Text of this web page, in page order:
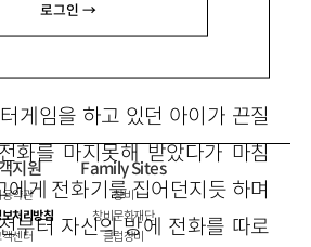
로그인 →
게임을 하고 있던 아이가 끈질
화를 마지못해 받았다가 마침
에게 전화기를 집어던지듯 하며
부터 자신의 방에 전화를 따로
지원
약관
처리방침
센터
Family Sites
창비
창비문화재단
클럽창비